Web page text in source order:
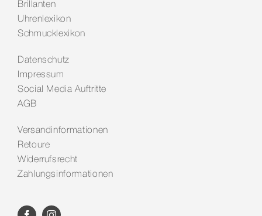
Brillanten
Uhrenlexikon
Schmucklexikon
Datenschutz
Impressum
Social Media Auftritte
AGB
Versandinformationen
Retoure
Widerrufsrecht
Zahlungsinformationen